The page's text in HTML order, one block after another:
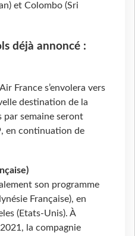
et Colombo (Sri
déjà annoncé :
France s’envolera vers
destination de la
par semaine seront
en continuation de
son programme
Française), en
(Etats-Unis). À
la compagnie